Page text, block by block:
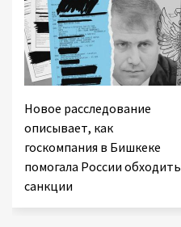
Новое расследование
описывает, как
госкомпания в Бишкеке
помогала России обходить
санкции